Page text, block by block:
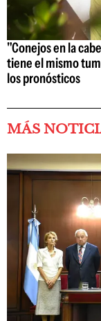
"Conejos en la
tiene el mismo
los pronósticos
MÁS